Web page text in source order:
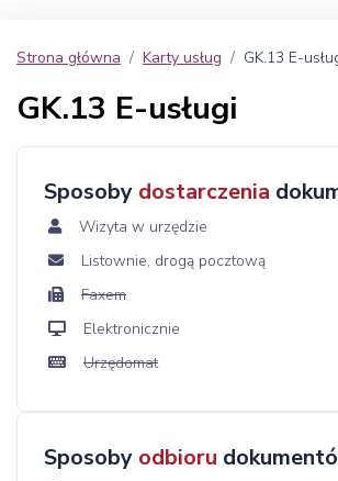
Strona główna Karty usług GK.13 E-
GK.13 E-usługi
Sposoby dostarczenia
Wizyta w urzędzie
Listownie, drogą pocztową
Faxem
Elektronicznie
Urzędomat
Sposoby odbioru